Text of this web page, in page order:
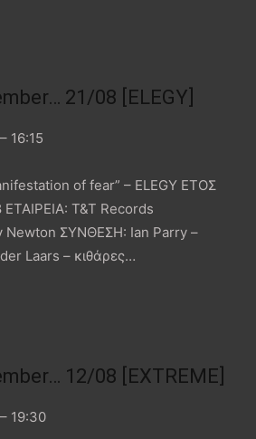
21/08 [ELEGY]
16:15
of fear” – ELEGY ΕΤΟΣ
T&T Records
ΣΥΝΘΕΣΗ: Ian Parry –
Laars – κιθάρες…
12/08 [EXTREME]
19:30